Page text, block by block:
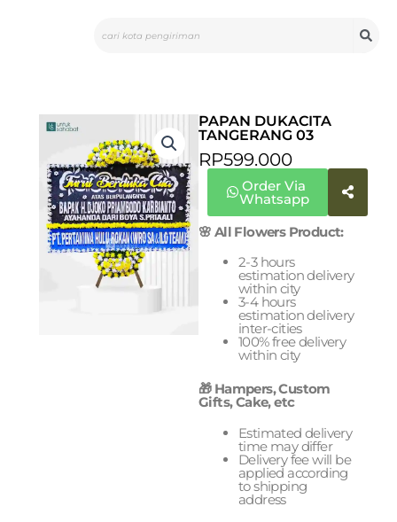
PAPAN DUKACITA
TANGERANG 03
RP599.000
Order Via
Whatsapp
🌸 All Flowers Product:
2-3 hours
estimation delivery
within city
3-4 hours
estimation delivery
inter-cities
100% free delivery
within city
🎁 Hampers, Custom
Gifts, Cake, etc
Estimated delivery
time may differ
Delivery fee will be
applied according
to shipping
address